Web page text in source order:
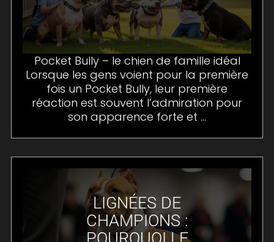
Pocket Bully – le chien de famille idéal
Lorsque les gens voient pour la première
fois un Pocket Bully, leur première
réaction est souvent l’admiration pour
son apparence forte et ...
LIGNÉES DE
CHAMPIONS :